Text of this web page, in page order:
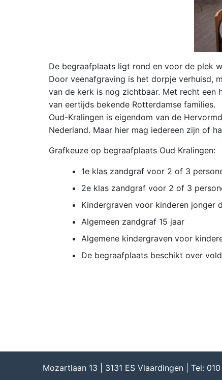
De begraafplaats ligt rond en voor de plek
Door veenafgraving is het dorpje verhuisd,
van de kerk is nog zichtbaar. Met recht een
van eertijds bekende Rotterdamse families.
Oud-Kralingen is eigendom van de
Nederland. Maar hier mag iedereen zijn of
Grafkeuze op begraafplaats Oud Kralingen:​
1e klas zandgraf voor 2 of 3
2e klas zandgraf voor 2 of 3
Kindergraven voor kinderen jonger
Algemeen zandgraf 15 jaar
Algemene kindergraven voor
De begraafplaats beschikt over
Mozartlaan 13 | 3131 ES Vlaardingen | Tel: